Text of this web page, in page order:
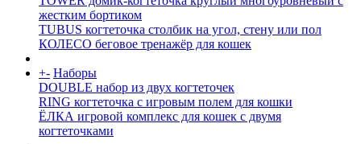
жестким бортиком
TUBUS когтеточка столбик на угол, стену или пол
КОЛЕСО беговое тренажёр для кошек
+- Наборы
DOUBLE набор из двух когтеточек
RING когтеточка c игровым полем для кошки
ЁЛКА игровой комплекс для кошек с двумя
когтеточками